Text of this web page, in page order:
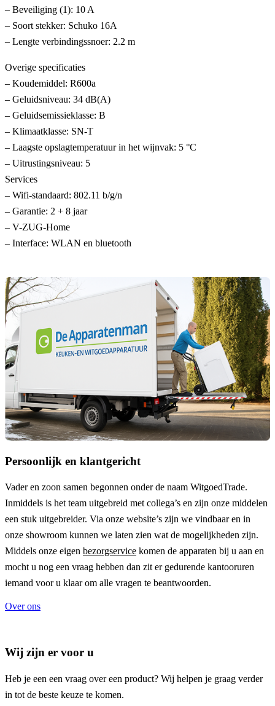
– Beveiliging (1): 10 A
– Soort stekker: Schuko 16A
– Lengte verbindingssnoer: 2.2 m
Overige specificaties
– Koudemiddel: R600a
– Geluidsniveau: 34 dB(A)
– Geluidsemissieklasse: B
– Klimaatklasse: SN-T
– Laagste opslagtemperatuur in het wijnvak: 5 °C
– Uitrustingsniveau: 5
Services
– Wifi-standaard: 802.11 b/g/n
– Garantie: 2 + 8 jaar
– V-ZUG-Home
– Interface: WLAN en bluetooth
Persoonlijk en klantgericht
Vader en zoon samen begonnen onder de naam WitgoedTrade.
Inmiddels is het team uitgebreid met collega’s en zijn onze middelen
een stuk uitgebreider. Via onze website’s zijn we vindbaar en in
onze showroom kunnen we laten zien wat de mogelijkheden zijn.
Middels onze eigen bezorgservice komen de apparaten bij u aan en
mocht u nog een vraag hebben dan zit er gedurende kantooruren
iemand voor u klaar om alle vragen te beantwoorden.
Over ons
Wij zijn er voor u
Heb je een een vraag over een product? Wij helpen je graag verder
in tot de beste keuze te komen.